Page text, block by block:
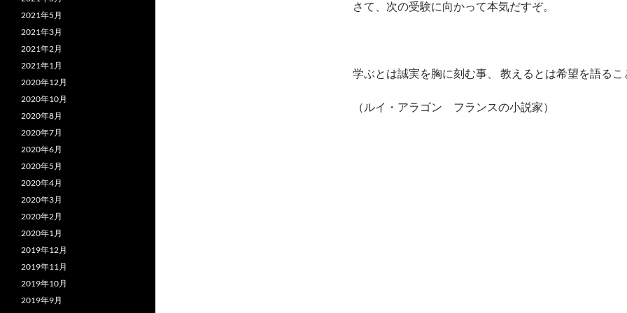
さて、次の受験に向かって本気だすぞ。
学ぶとは誠実を胸に刻む事、 教えるとは希望を語るこ
（ルイ・アラゴン フランスの小説家）
2021年5月
2021年3月
2021年2月
2021年1月
2020年12月
2020年10月
2020年8月
2020年7月
2020年6月
2020年5月
2020年4月
2020年3月
2020年2月
2020年1月
2019年12月
2019年11月
2019年10月
2019年9月